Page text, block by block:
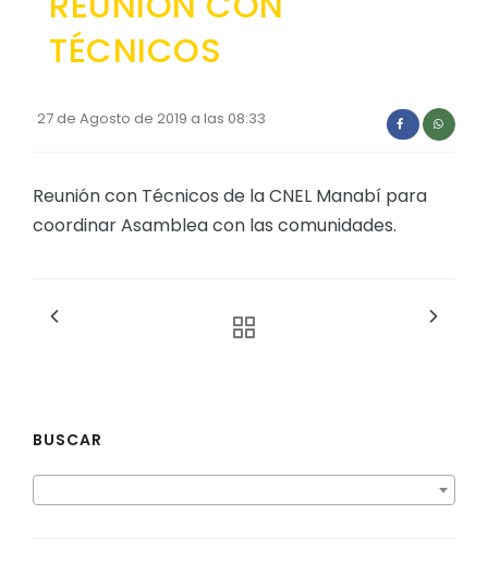
Convocatorias
GESTIÓN ADMINISTRATIVA
Plan de desarrollo y Ordenamiento Territorial -
Plan Operativo Anual - POA
Convenios Institucionales
Cédulas presupuestarias y balances
Obras y proyectos
TÉCNICOS
27 de Agosto de 2019 a las 08:33
Reunión con Técnicos de la CNEL Manabí para
coordinar Asamblea con las comunidades.
BUSCAR